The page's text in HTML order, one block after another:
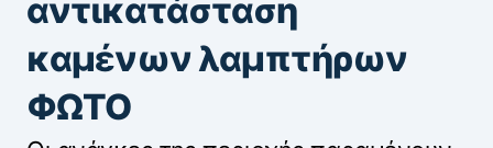
αντικατάσταση
καμένων λαμπτήρων
ΦΩΤΟ